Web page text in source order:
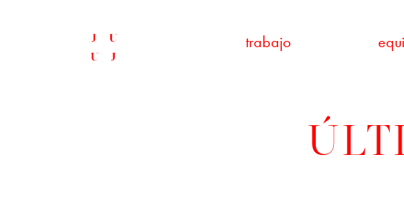
trabajo